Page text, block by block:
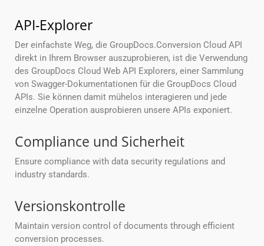
API-Explorer
Der einfachste Weg, die GroupDocs.Conversion Cloud API
direkt in Ihrem Browser auszuprobieren, ist die Verwendung
des GroupDocs Cloud Web API Explorers, einer Sammlung
von Swagger-Dokumentationen für die GroupDocs Cloud
APIs. Sie können damit mühelos interagieren und jede
einzelne Operation ausprobieren unsere APIs exponiert.
Compliance und Sicherheit
Ensure compliance with data security regulations and
industry standards.
Versionskontrolle
Maintain version control of documents through efficient
conversion processes.